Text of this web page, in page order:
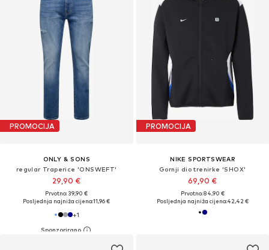
PROMOCIJA
ONLY & SONS
regular Traperice 'ONSWEFT'
29,90 €
Prvotno: 39,90 €
Posljednja najniža cijena:11,96 €
+1
PROMOCIJA
NIKE SPORTSWEAR
Gornji dio trenirke 'SHOX'
69,90 €
Prvotno: 84,90 €
Posljednja najniža cijena:42,42 €